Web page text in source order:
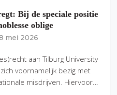
Bij de speciale positie
oblige
mei 2026
aan Tilburg University
voornamelijk bezig met
misdrijven. Hiervoor…